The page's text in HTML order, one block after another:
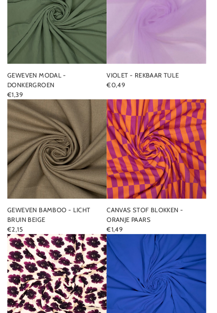
GEWEVEN MODAL -
DONKERGROEN
€1,39
VIOLET - REKBAAR TULE
€0,49
GEWEVEN BAMBOO - LICHT
BRUIN BEIGE
€2,15
CANVAS STOF BLOKKEN -
ORANJE PAARS
€1,49